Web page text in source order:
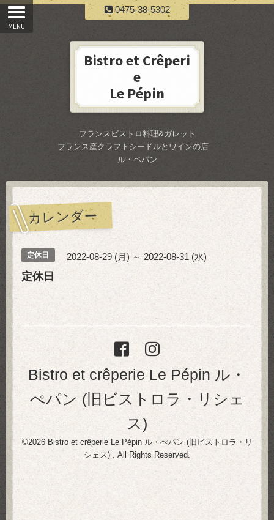
0475-38-5302
Bistro et Crêperi
e
Le Pépin
フランスビストロ料理&ガレット
フランス産クラフトシードルとワインの店
ル・ペパン
カレンダー
定休日 2022-08-29 (月) ～ 2022-08-31 (水)
定休日
Bistro et crêperie Le Pépin ル・
ぺパン (旧ビストロラ・リシェ
ス)
©2026 Bistro et crêperie Le Pépin ル・ぺパン (旧ビストロラ・リ
シェス)
. All Rights Reserved.